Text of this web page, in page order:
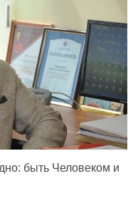
быть Человеком и